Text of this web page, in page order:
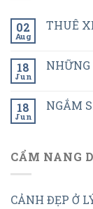
02
Aug
THUÊ
18
Jun
NHỮNG
18
Jun
NGẮM
CẨM NANG
CẢNH ĐẸP Ở